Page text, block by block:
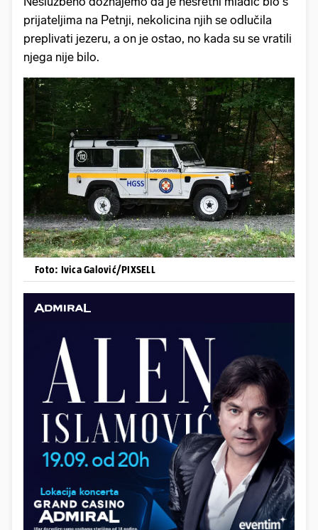
prijateljima na Petnji, nekolicina njih se odlučila
preplivati jezeru, a on je ostao, no kada su se vratili
njega nije bilo.
Foto: Ivica Galović/PIXSELL